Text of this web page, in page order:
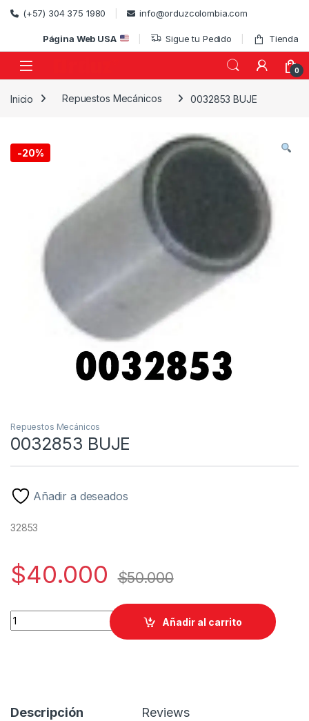
Skip to navigation
Skip to content
(+57) 304 375 1980 info@orduzcolombia.com
Página Web USA Sigue tu Pedido Tienda
0
Inicio Repuestos Mecánicos 0032853 BUJE
-20%
Repuestos Mecánicos
0032853 BUJE
Añadir a deseados
32853
$40.000 $50.000
0032853 BUJE quantity
Añadir al carrito
Descripción Reviews